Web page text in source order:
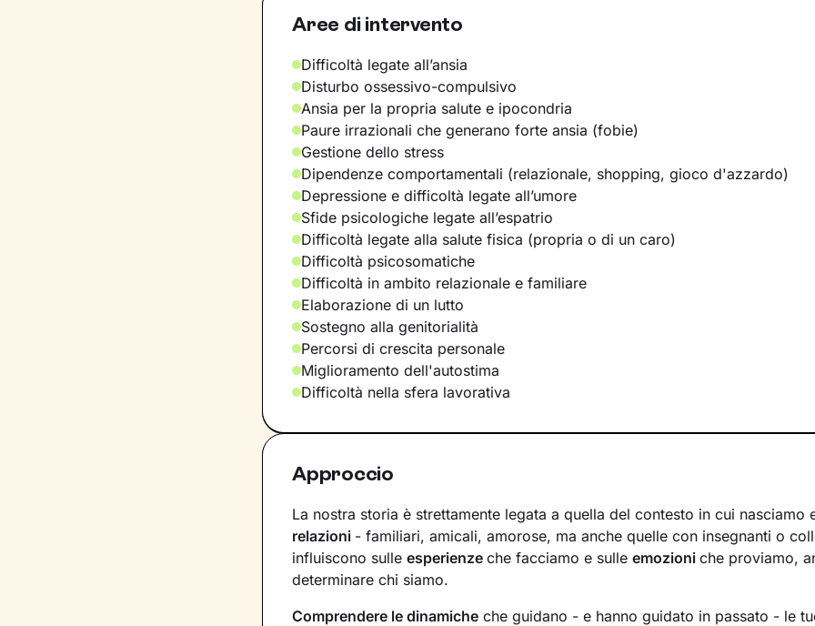
Aree di intervento
Difficoltà legate all’ansia
Disturbo ossessivo-compulsivo
Ansia per la propria salute e ipocondria
Paure irrazionali che generano forte ansia (fobie)
Gestione dello stress
Dipendenze comportamentali (relazionale, shopping, gioco d'azzardo)
Depressione e difficoltà legate all’umore
Sfide psicologiche legate all’espatrio
Difficoltà legate alla salute fisica (propria o di un caro)
Difficoltà psicosomatiche
Difficoltà in ambito relazionale e familiare
Elaborazione di un lutto
Sostegno alla genitorialità
Percorsi di crescita personale
Miglioramento dell'autostima
Difficoltà nella sfera lavorativa
Approccio
La nostra storia è strettamente legata a quella del contesto in cui nasciamo
relazioni - familiari, amicali, amorose, ma anche quelle con insegnanti o
influiscono sulle esperienze che facciamo e sulle emozioni che proviamo,
determinare chi siamo.
Comprendere le dinamiche che guidano - e hanno guidato in passato - le